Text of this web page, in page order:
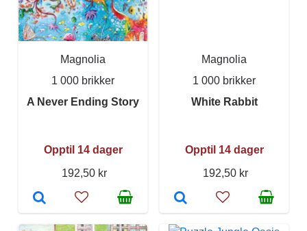
Magnolia
1 000 brikker
A Never Ending Story
Opptil 14 dager
192,50 kr
Magnolia
1 000 brikker
White Rabbit
Opptil 14 dager
192,50 kr